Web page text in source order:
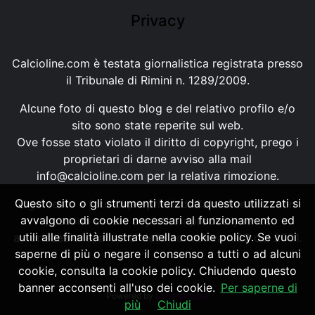
Privacy
Calcioline.com è testata giornalistica registrata presso
il Tribunale di Rimini n. 1289/2009.
Alcune foto di questo blog e del relativo profilo e/o
sito sono state reperite sul web.
Ove fosse stato violato il diritto di copyright, prego i
proprietari di darne avviso alla mail
info@calcioline.com per la relativa rimozione.
Ogni testo e foto di proprietà di Calcioline.com non
possono essere copiati o riprodotti, senza
autorizzazione, ai sensi della normativa n.29 del 2001.
Powered by SpheraHouse
Questo sito o gli strumenti terzi da questo utilizzati si
avvalgono di cookie necessari al funzionamento ed
utili alle finalità illustrate nella cookie policy. Se vuoi
saperne di più o negare il consenso a tutti o ad alcuni
cookie, consulta la cookie policy. Chiudendo questo
banner acconsenti all'uso dei cookie. Per saperne di
più
Chiudi